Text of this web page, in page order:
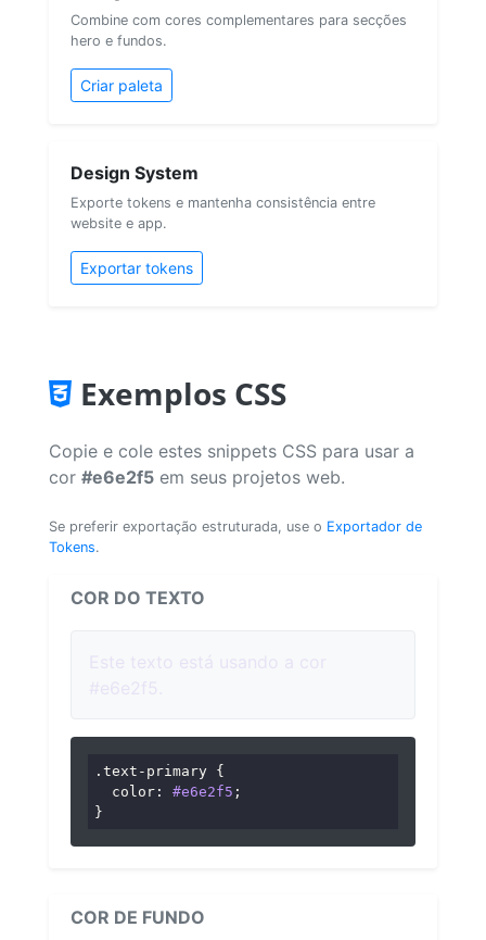
Combine com cores complementares para secções
hero e fundos.
Criar paleta
Design System
Exporte tokens e mantenha consistência entre
website e app.
Exportar tokens
Exemplos CSS
Copie e cole estes snippets CSS para usar a
cor #e6e2f5 em seus projetos web.
Se preferir exportação estruturada, use o Exportador de
Tokens.
COR DO TEXTO
.text-primary {
color : #e6e2f5 ;
}
COR DE FUNDO